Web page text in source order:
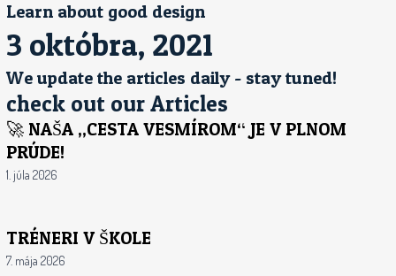
Preskočiť
na
obsah
Learn about good design
3 októbra, 2021
We update the articles daily - stay tuned!
check out our Articles
🚀 NAŠA „CESTA VESMÍROM“ JE V PLNOM
PRÚDE!
1. júla 2026
TRÉNERI V ŠKOLE
7. mája 2026